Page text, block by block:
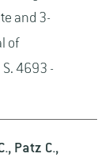
and 3-
of
4693 -
Patz C.,